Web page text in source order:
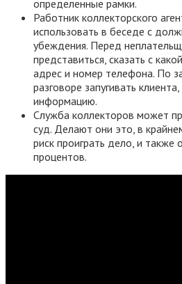
определенные рамки.
Работник коллекторского
использовать в беседе с
убеждения. Перед
представиться, сказать с
адрес и номер телефона. По
разговоре запугивать
информацию.
Служба коллекторов может
суд. Делают они это, в
риск проиграть дело, и также
процентов.